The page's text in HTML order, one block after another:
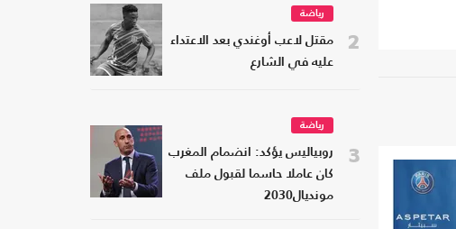
2
رياضة
مقتل لاعب أوغندي بعد الاعتداء
عليه في الشارع
3
رياضة
روبياليس يؤكد: انضمام المغرب
كان عاملا حاسما لقبول ملف
مونديال2030